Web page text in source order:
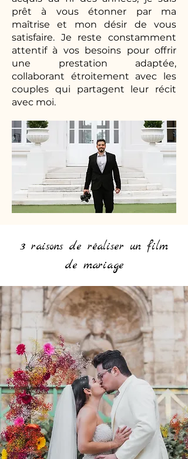
prêt à vous étonner par ma
maîtrise et mon désir de vous
satisfaire. Je reste constamment
attentif à vos besoins pour offrir
une prestation adaptée,
collaborant étroitement avec les
couples qui partagent leur récit
avec moi.
3 raisons de réaliser un film
de mariage